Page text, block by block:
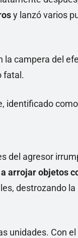
y lanzó varios
la campera del
fatal.
identificado
del agresor
arrojar objetos
destrozando la
unidades. Con